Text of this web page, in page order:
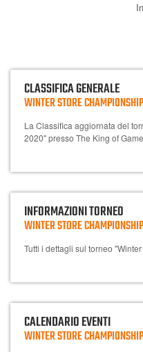
CLASSIFICA GENERALE
WINTER STORE
La Classifica aggiornata del
2020" presso The King of
INFORMAZIONI TORNEO
WINTER STORE
Tutti i dettagli sul torneo
CALENDARIO EVENTI
WINTER STORE